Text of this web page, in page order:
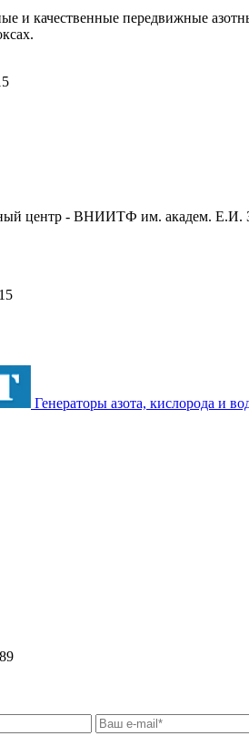
и качественные передвижные
центр - ВНИИТФ им. академ.
Генераторы азота, кислорода и